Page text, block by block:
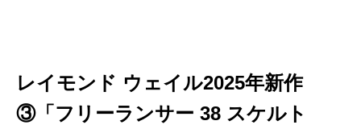
レイモンド ウェイル2025年新作
③「フリーランサー 38 スケルト